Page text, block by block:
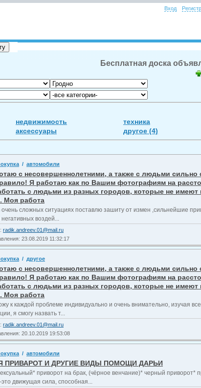
Вход
Бесплатная доска
недвижимость
техника
аксессуары другое (4)
/ автомобили
с несовершеннолетними, а также с людьми
Я работаю как по Вашим фотографиям на
с людьми из разных городов, которые не имеют
Моя работа
сложных ситуациях поставлю зашиту от измен ,сильнейшие
воздей...
radik.andreev.01@mail.ru
23.08.2019 11:32:17
/ другое
с несовершеннолетними, а также с людьми
Я работаю как по Вашим фотографиям на
с людьми из разных городов, которые не имеют
Моя работа
к каждой проблеме индивидуально и очень внимательно, изучая
я смогу назвать т...
radik.andreev.01@mail.ru
20.10.2019 19:53:08
/ автомобили
ПРИВАРОТ И ДРУГИЕ ВИДЫ ПОМОЩИ ДАРЬИ
приворот на брак, (чёрное венчание)* черный приворот*
движущая сила, способная...